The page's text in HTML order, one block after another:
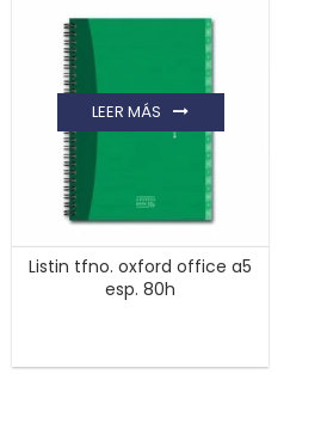
Listin tfno. oxford office a5
esp. 80h
LEER MÁS